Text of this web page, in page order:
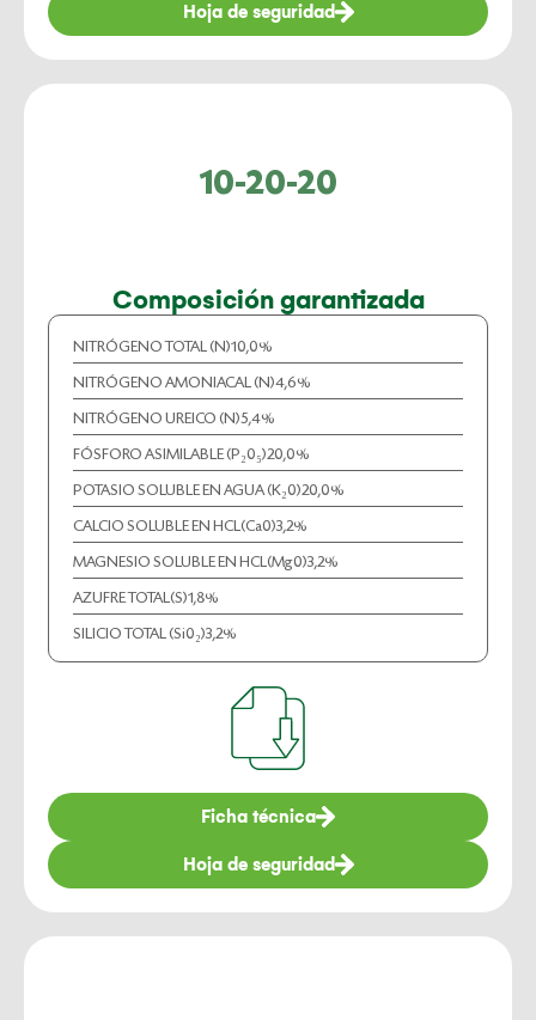
Hoja de seguridad
10-20-20
Composición garantizada
NITRÓGENO TOTAL (N)10,0%
NITRÓGENO AMONIACAL (N)4,6%
NITRÓGENO UREICO (N)5,4%
FÓSFORO ASIMILABLE (P₂0₅)20,0%
POTASIO SOLUBLE EN AGUA (K₂0)20,0%
CALCIO SOLUBLE EN HCL(Ca0)3,2%
MAGNESIO SOLUBLE EN HCL(Mg0)3,2%
AZUFRE TOTAL(S)1,8%
SILICIO TOTAL (Si0₂)3,2%
Ficha técnica
Hoja de seguridad